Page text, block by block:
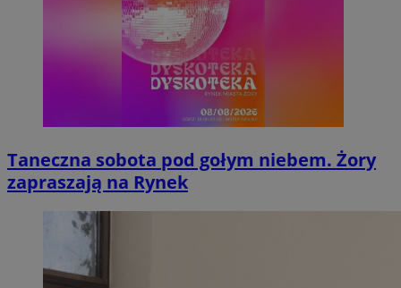
Taneczna sobota pod gołym niebem. Żory
zapraszają na Rynek